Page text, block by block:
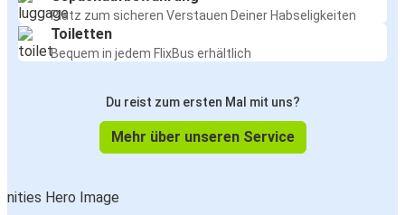
Platz zum sicheren Verstauen Deiner Habseligkeiten
Toiletten
Bequem in jedem FlixBus erhältlich
Du reist zum ersten Mal mit uns?
Mehr über unseren Service